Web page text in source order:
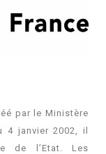
par le Ministère
4 janvier 2002, il
de l’Etat. Les